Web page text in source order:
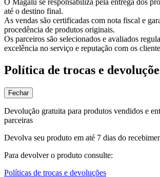
O Magalu se responsabiliza pela entrega dos
até o destino final.
As vendas são certificadas com nota fiscal e
procedência de produtos originais.
Os parceiros são selecionados e avaliados
excelência no serviço e reputação com os
Política de trocas e
Fechar
Devolução gratuita para produtos vendidos e
parceiras
Devolva seu produto em até 7 dias do
Para devolver o produto consulte:
Políticas de trocas e devoluções